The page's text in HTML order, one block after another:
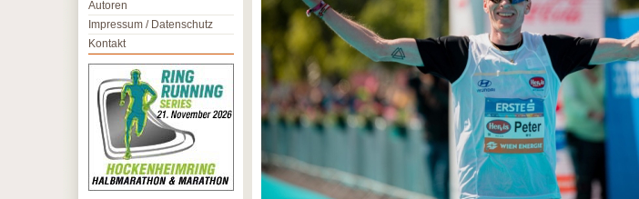
Autoren
Impressum / Datenschutz
Kontakt